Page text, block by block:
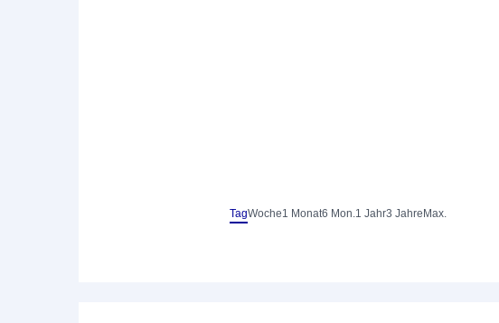
TagWoche1 Monat6 Mon.1 Jahr3 Jahre Max.